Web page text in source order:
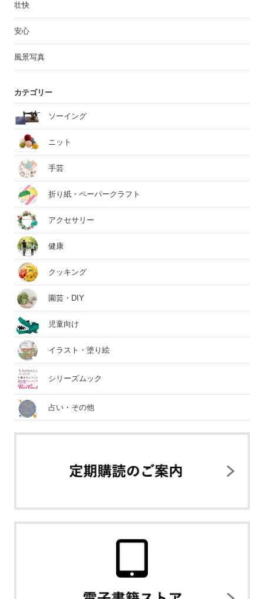
壮快
安心
風景写真
カテゴリー
ソーイング
ニット
手芸
折り紙・ペーパークラフト
アクセサリー
健康
クッキング
園芸・DIY
児童向け
イラスト・塗り絵
シリーズムック
占い・その他